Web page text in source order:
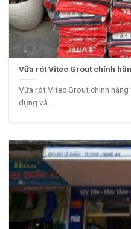
Vữa rót Vitec Grout chính
Vữa rót Vitec Grout chính
dựng và...